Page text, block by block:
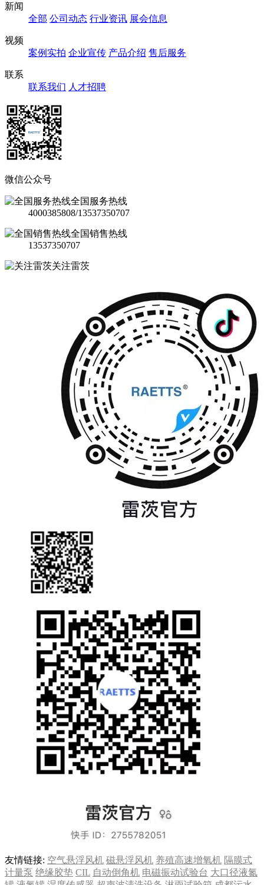
新闻
全部 公司动态 行业资讯 展会信息
视频
案例实拍 企业宣传 产品介绍 售后服务
联系
联系我们 人才招聘
微信公众号
全国服务热线
4000385808/13537350707
全国销售热线
13537350707
关注雷茨
友情链接: 空气悬浮风机 磁悬浮风机 养殖高速增氧机 隔膜式
计量泵 绝缘胶垫 CIL 自动倒角机 电磁振动试验台 大口径液氮